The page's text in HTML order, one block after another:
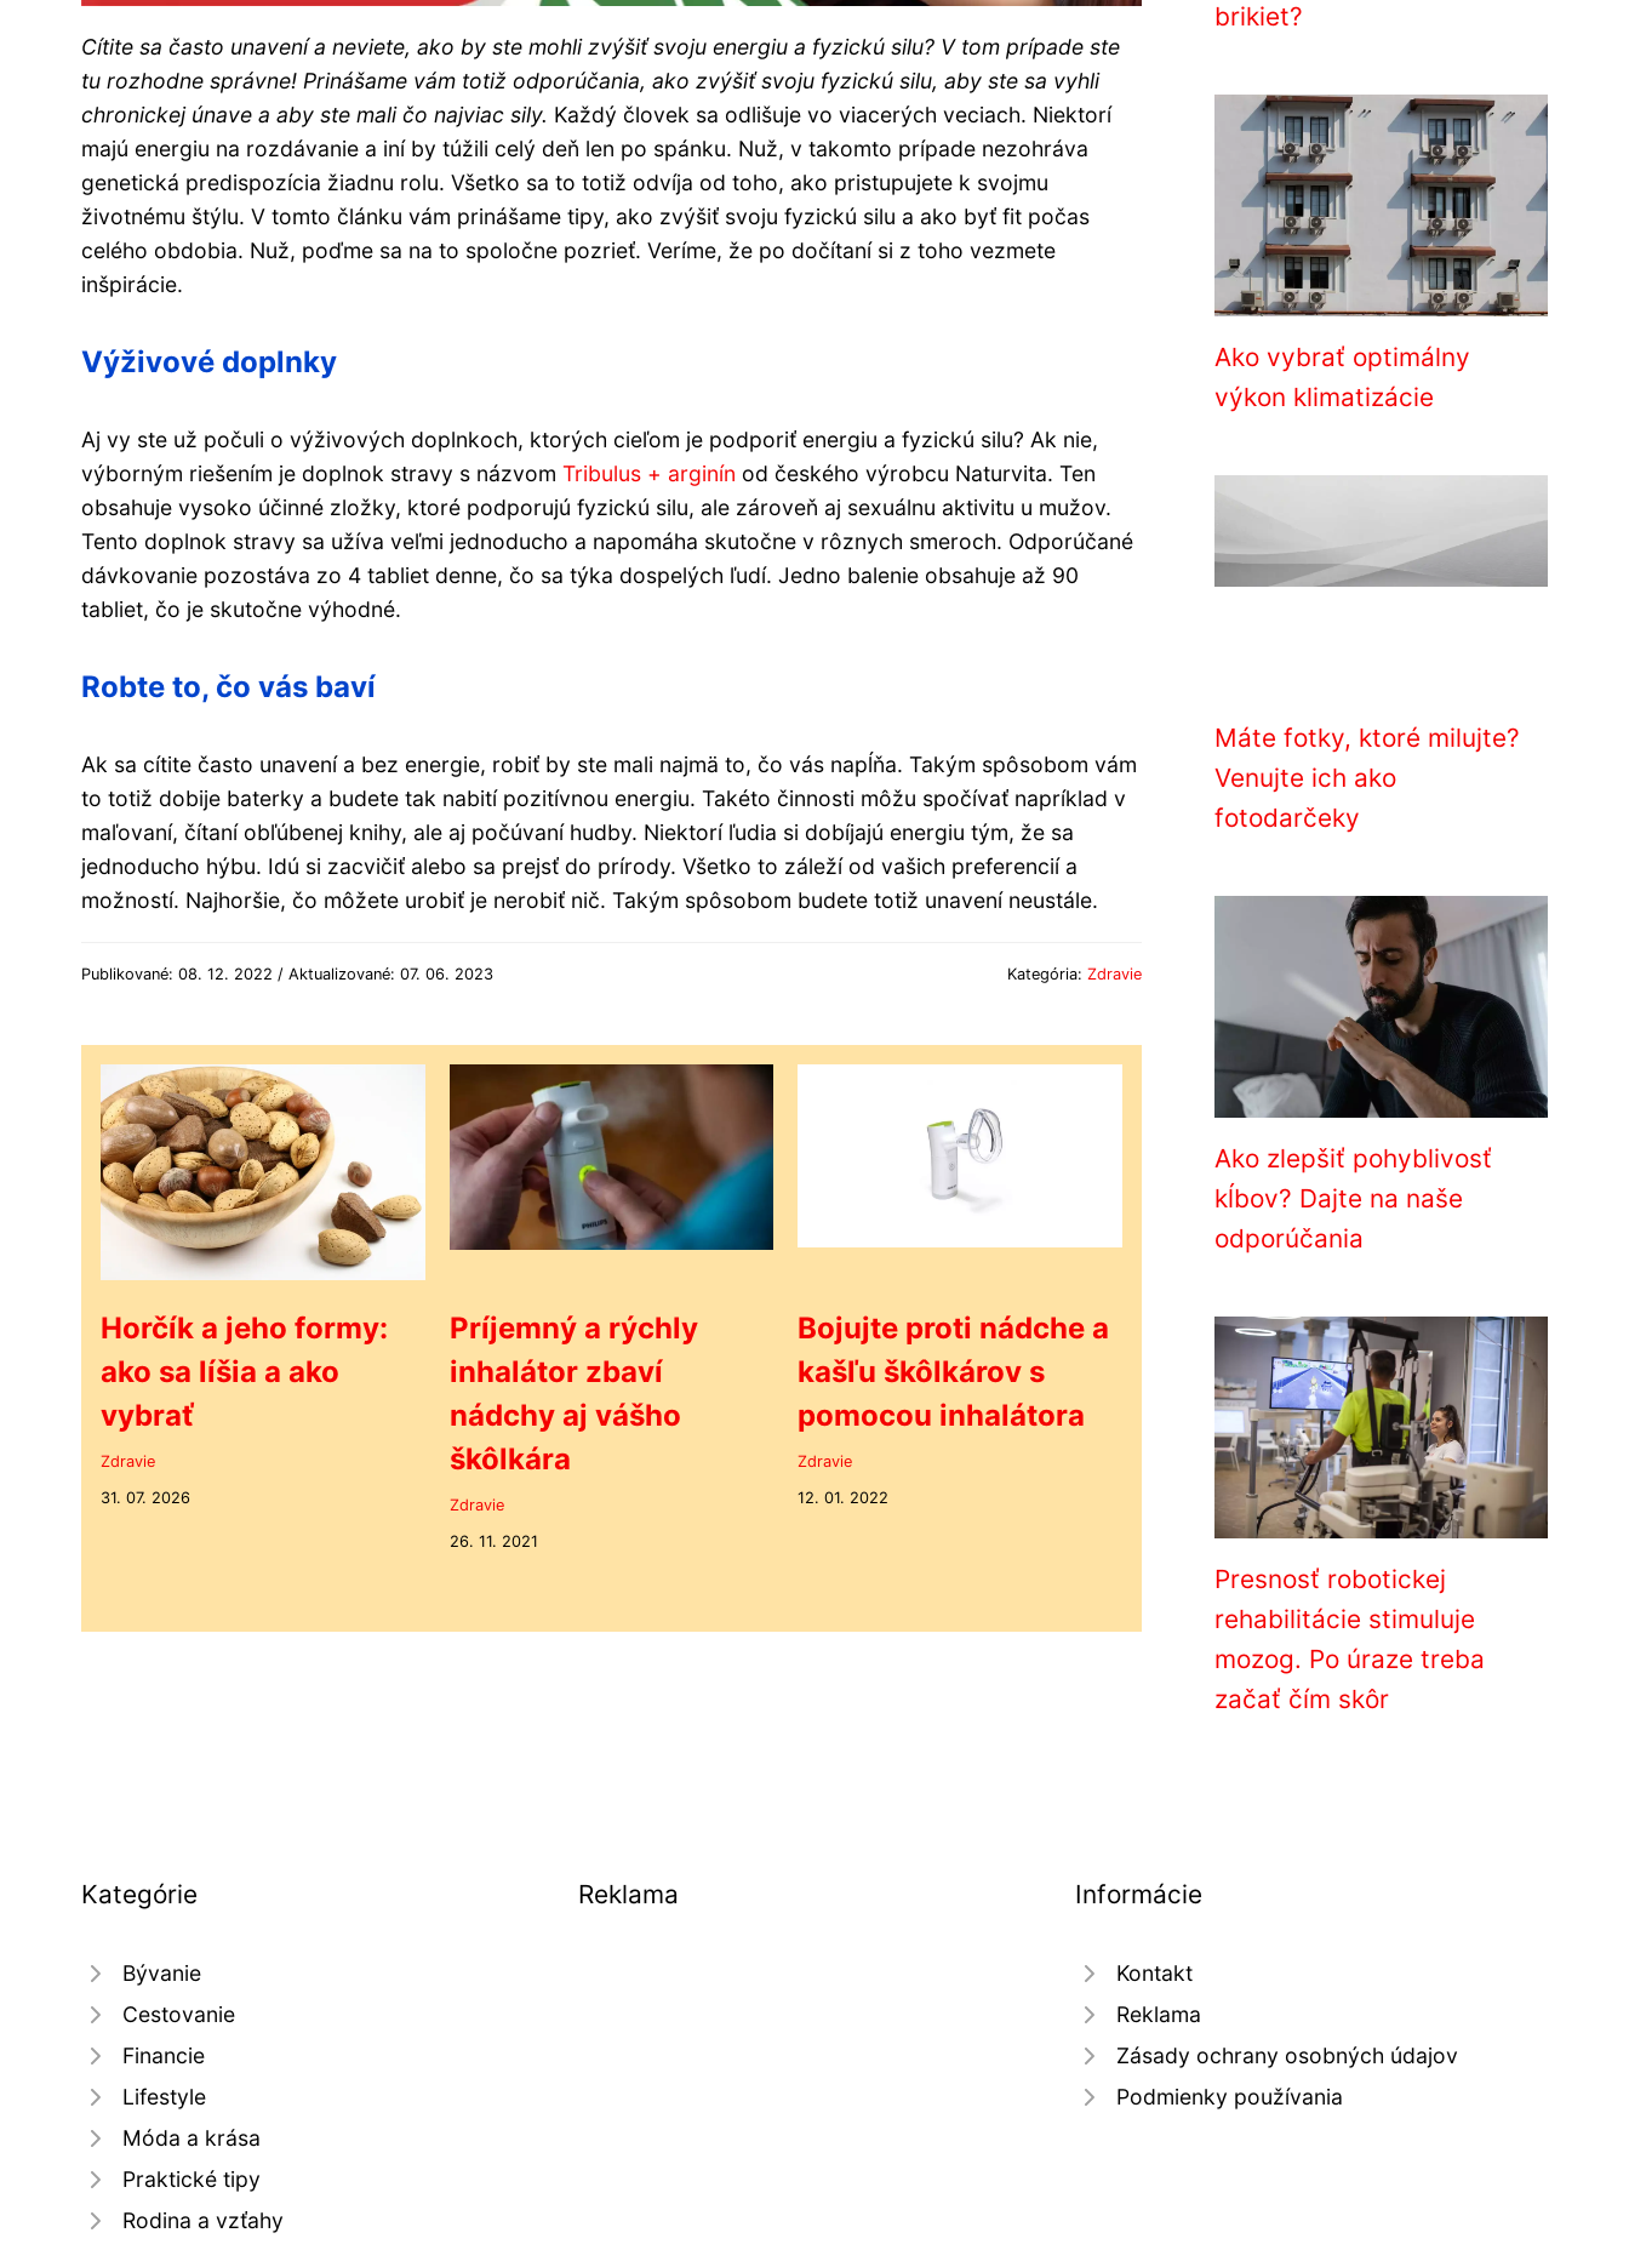
Cítite sa často unavení a neviete, ako by ste mohli zvýšiť svoju energiu a fyzickú silu? V tom prípade ste
tu rozhodne správne! Prinášame vám totiž odporúčania, ako zvýšiť svoju fyzickú silu, aby ste sa vyhli
chronickej únave a aby ste mali čo najviac sily. Každý človek sa odlišuje vo viacerých veciach. Niektorí
majú energiu na rozdávanie a iní by túžili celý deň len po spánku. Nuž, v takomto prípade nezohráva
genetická predispozícia žiadnu rolu. Všetko sa to totiž odvíja od toho, ako pristupujete k svojmu
životnému štýlu. V tomto článku vám prinášame tipy, ako zvýšiť svoju fyzickú silu a ako byť fit počas
celého obdobia. Nuž, poďme sa na to spoločne pozrieť. Veríme, že po dočítaní si z toho vezmete
inšpirácie.
Výživové doplnky
Aj vy ste už počuli o výživových doplnkoch, ktorých cieľom je podporiť energiu a fyzickú silu? Ak nie,
výborným riešením je doplnok stravy s názvom Tribulus + arginín od českého výrobcu Naturvita. Ten
obsahuje vysoko účinné zložky, ktoré podporujú fyzickú silu, ale zároveň aj sexuálnu aktivitu u mužov.
Tento doplnok stravy sa užíva veľmi jednoducho a napomáha skutočne v rôznych smeroch. Odporúčané
dávkovanie pozostáva zo 4 tabliet denne, čo sa týka dospelých ľudí. Jedno balenie obsahuje až 90
tabliet, čo je skutočne výhodné.
Robte to, čo vás baví
Ak sa cítite často unavení a bez energie, robiť by ste mali najmä to, čo vás napĺňa. Takým spôsobom vám
to totiž dobije baterky a budete tak nabití pozitívnou energiu. Takéto činnosti môžu spočívať napríklad v
maľovaní, čítaní obľúbenej knihy, ale aj počúvaní hudby. Niektorí ľudia si dobíjajú energiu tým, že sa
jednoducho hýbu. Idú si zacvičiť alebo sa prejsť do prírody. Všetko to záleží od vašich preferencií a
možností. Najhoršie, čo môžete urobiť je nerobiť nič. Takým spôsobom budete totiž unavení neustále.
Publikované: 08. 12. 2022 / Aktualizované: 07. 06. 2023 Kategória: Zdravie
Horčík a jeho formy:
ako sa líšia a ako
vybrať
Zdravie
31. 07. 2026
Príjemný a rýchly
inhalátor zbaví
nádchy aj vášho
škôlkára
Zdravie
26. 11. 2021
Bojujte proti nádche a
kašľu škôlkárov s
pomocou inhalátora
Zdravie
12. 01. 2022
brikiet?
Ako vybrať optimálny
výkon klimatizácie
Máte fotky, ktoré milujte?
Venujte ich ako
fotodarčeky
Ako zlepšiť pohyblivosť
kĺbov? Dajte na naše
odporúčania
Presnosť robotickej
rehabilitácie stimuluje
mozog. Po úraze treba
začať čím skôr
Kategórie
Bývanie
Cestovanie
Financie
Lifestyle
Móda a krása
Praktické tipy
Rodina a vzťahy
Reklama Informácie
Kontakt
Reklama
Zásady ochrany osobných údajov
Podmienky používania